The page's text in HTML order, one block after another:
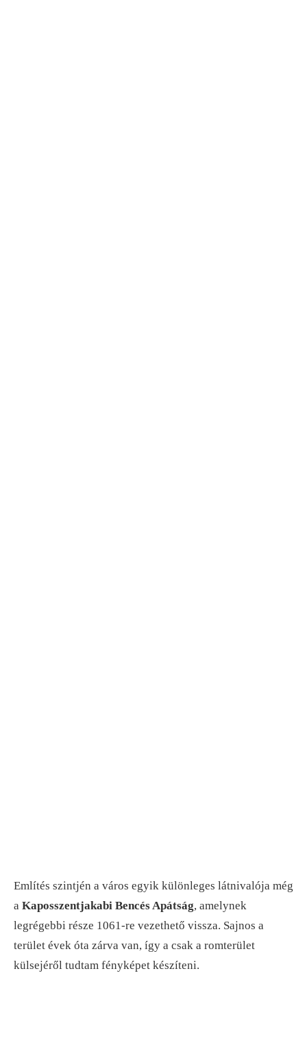
Említés szintjén a város egyik különleges látnivalója még
a Kaposszentjakabi Bencés Apátság, amelynek
legrégebbi része 1061-re vezethető vissza. Sajnos a
terület évek óta zárva van, így a csak a romterület
külsejéről tudtam fényképet készíteni.